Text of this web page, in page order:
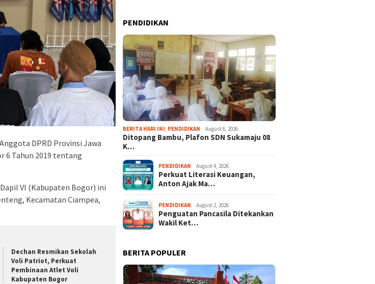
DPRD Provinsi Jawa
6 Tahun 2019 tentang
VI (Kabupaten Bogor) ini
Kecamatan Ciampea,
Dechan Resmikan Sekolah
Voli Patriot, Perkuat
Pembinaan Atlet Voli
Kabupaten Bogor
PENDIDIKAN
BERITA HARI INI PENDIDIKAN August 6, 2026
Ditopang Bambu, Plafon SDN Sukamaju 08
K…
PENDIDIKAN August 4, 2026
Perkuat Literasi Keuangan,
Anton Ajak Ma…
PENDIDIKAN August 2, 2026
Penguatan Pancasila Ditekankan
Wakil Ket…
BERITA POPULER